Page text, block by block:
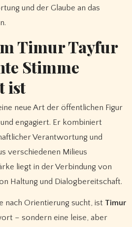
und der Glaube an das
Timur Tayfur
Stimme
ist
neue Art der öffentlichen Figur
engagiert. Er kombiniert
Verantwortung und
verschiedenen Milieus
liegt in der Verbindung von
Haltung und Dialogbereitschaft.
nach Orientierung sucht, ist Timur
– sondern eine leise, aber